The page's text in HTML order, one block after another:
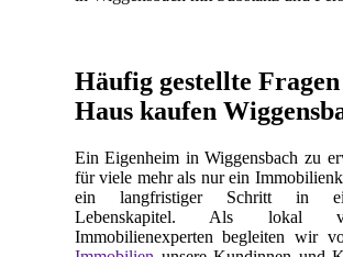
Häufig gestellte
Haus kaufen
Ein Eigenheim in Wiggensbach zu
für viele mehr als nur ein
ein langfristiger Schritt in
Lebenskapitel. Als lokal
Immobilienexperten begleiten wir